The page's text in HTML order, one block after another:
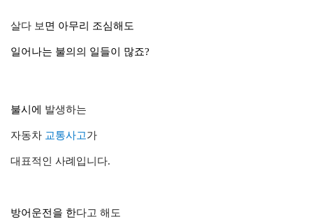
살다 보면 아무리 조심해도
일어나는 불의의 일들이 많죠?
불시 에 발생하는
자동차 교통사고가
대표적인 사례입니다.
방어운전 을 한다고 해도